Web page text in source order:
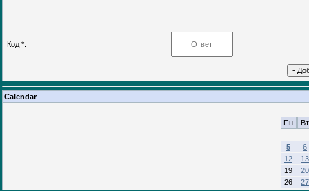
Код *:
Calendar
Пн Вт
5
6
12
13
19
20
26
27